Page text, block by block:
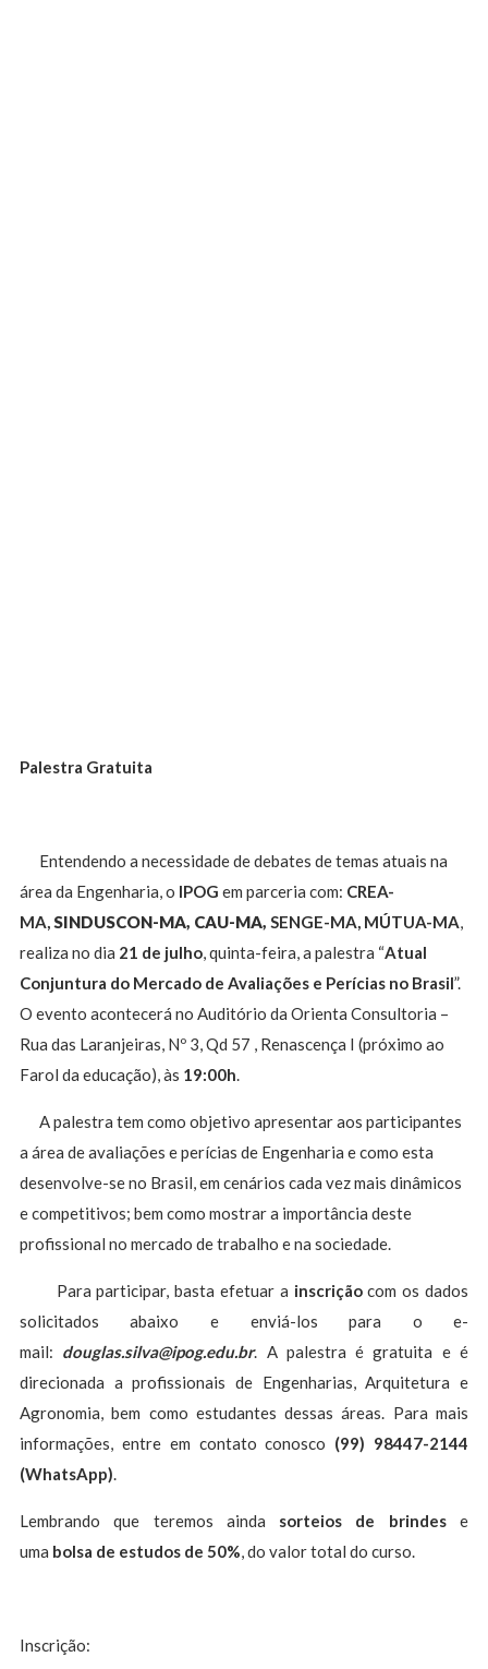
Palestra Gratuita
Entendendo a necessidade de debates de temas atuais na
área da Engenharia, o IPOG em parceria com: CREA-
MA,SINDUSCON-MA, CAU-MA, SENGE-MA, MÚTUA-MA,
realiza no dia 21 de julho, quinta-feira, a palestra “Atual
Conjuntura do Mercado de Avaliações e Perícias no Brasil”.
O evento acontecerá no Auditório da Orienta Consultoria –
Rua das Laranjeiras, Nº 3, Qd 57 , Renascença I (próximo ao
Farol da educação), às 19:00h.
A palestra tem como objetivo apresentar aos participantes
a área de avaliações e perícias de Engenharia e como esta
desenvolve-se no Brasil, em cenários cada vez mais dinâmicos
e competitivos; bem como mostrar a importância deste
profissional no mercado de trabalho e na sociedade.
Para participar, basta efetuar a inscriçãocom os dados
solicitados abaixo e enviá-los para o e-
mail: douglas.silva@ipog.edu.br. A palestra é gratuita e é
direcionada a profissionais de Engenharias, Arquitetura e
Agronomia, bem como estudantes dessas áreas. Para mais
informações, entre em contato conosco (99) 98447-2144
(WhatsApp).
Lembrando que teremos ainda sorteios de brindese
uma bolsa de estudos de 50%, do valor total do curso.
Inscrição: